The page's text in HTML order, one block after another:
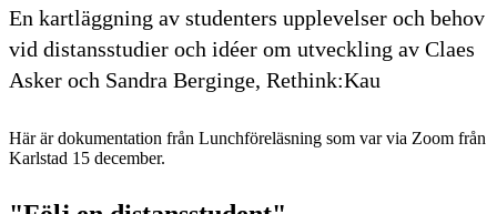
En kartläggning av studenters upplevelser och behov
vid distansstudier och idéer om utveckling av Claes
Asker och Sandra Berginge, Rethink:Kau
Här är dokumentation från Lunchföreläsning som var via Zoom från
Karlstad 15 december.